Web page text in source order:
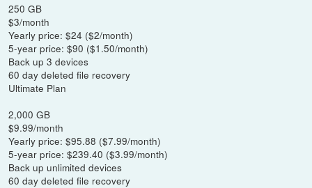
250 GB
$3/month
Yearly price: $24 ($2/month)
5-year price: $90 ($1.50/month)
Back up 3 devices
60 day deleted file recovery
Ultimate Plan
2,000 GB
$9.99/month
Yearly price: $95.88 ($7.99/month)
5-year price: $239.40 ($3.99/month)
Back up unlimited devices
60 day deleted file recovery